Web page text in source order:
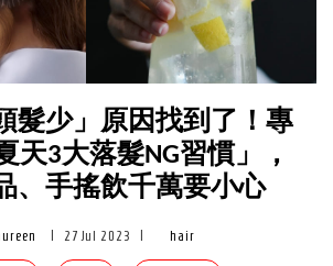
髮少」原因找到了！專
天3大落髮NG習慣」，
、手搖飲千萬要小心
27 Jul 2023 hair